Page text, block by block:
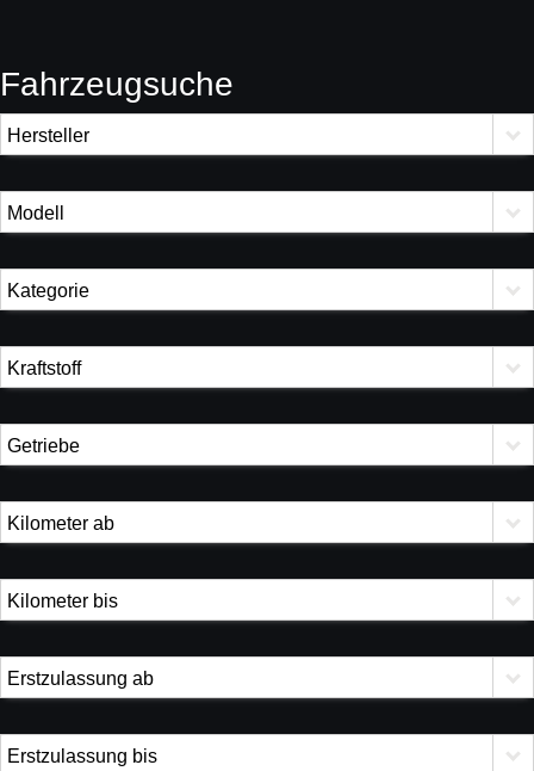
Fahrzeugsuche
Hersteller
Modell
Kategorie
Kraftstoff
Getriebe
Kilometer ab
Kilometer bis
Erstzulassung ab
Erstzulassung bis